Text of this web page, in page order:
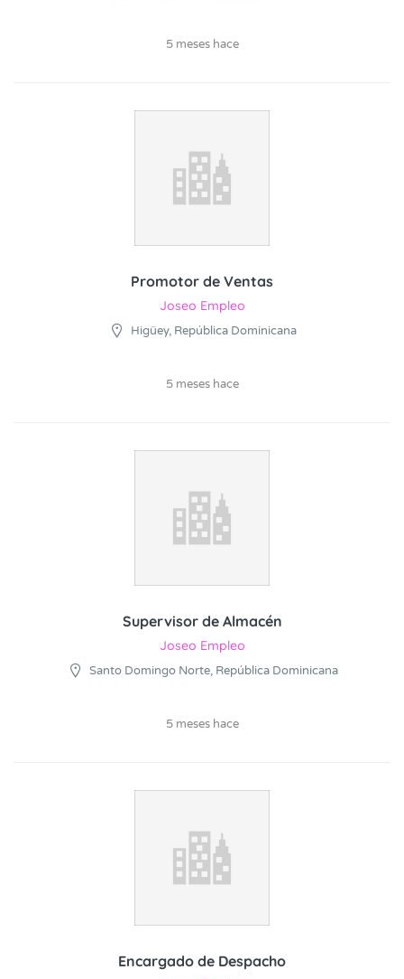
5 meses hace
Promotor de Ventas
Joseo Empleo
Higüey, República Dominicana
5 meses hace
Supervisor de Almacén
Joseo Empleo
Santo Domingo Norte, República Dominicana
5 meses hace
Encargado de Despacho